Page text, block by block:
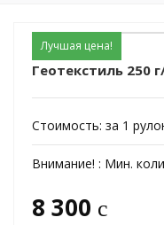
Лучшая цена!
Геотекстиль 250
Стоимость: за 1
Внимание! : Мин.
8 300 c